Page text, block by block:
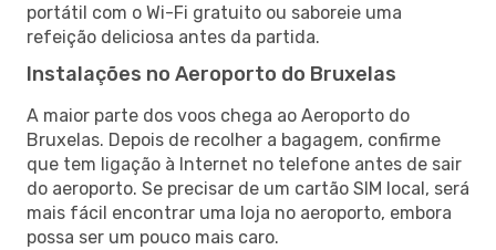
portátil com o Wi-Fi gratuito ou saboreie uma
refeição deliciosa antes da partida.
Instalações no Aeroporto do Bruxelas
A maior parte dos voos chega ao Aeroporto do
Bruxelas. Depois de recolher a bagagem, confirme
que tem ligação à Internet no telefone antes de sair
do aeroporto. Se precisar de um cartão SIM local, será
mais fácil encontrar uma loja no aeroporto, embora
possa ser um pouco mais caro.